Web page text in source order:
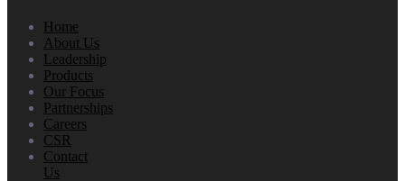
Home
About Us
Leadership
Products
Our Focus
Partnerships
Careers
CSR
Contact
Us